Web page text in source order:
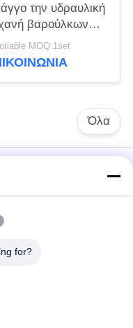
την υδραυλική
βαρούλκων
καλωδίων
(320hp) 22T
MOQ:1set
Όλα
for?